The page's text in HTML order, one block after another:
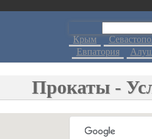
Крым
Евпатория
Прокаты -